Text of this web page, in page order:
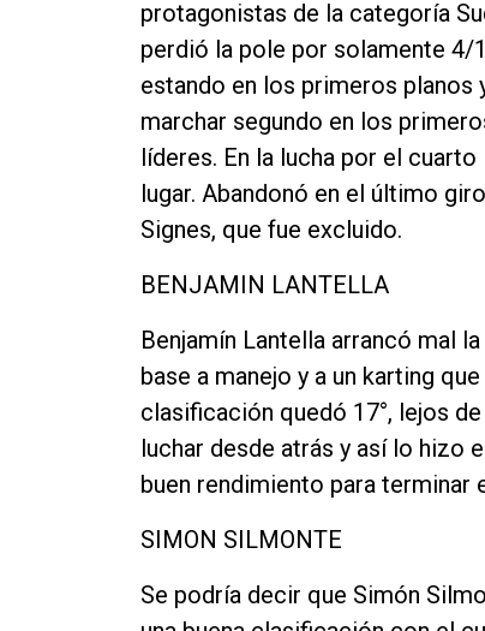
protagonistas de la categoría
perdió la pole por solamente 4/
estando en los primeros planos
marchar segundo en los
líderes. En la lucha por el
lugar. Abandonó en el último
Signes, que fue excluido.
BENJAMIN LANTELLA
Benjamín Lantella arrancó mal
base a manejo y a un karting
clasificación quedó 17°, lejos
luchar desde atrás y así lo hizo
buen rendimiento para terminar
SIMON SILMONTE
Se podría decir que Simón